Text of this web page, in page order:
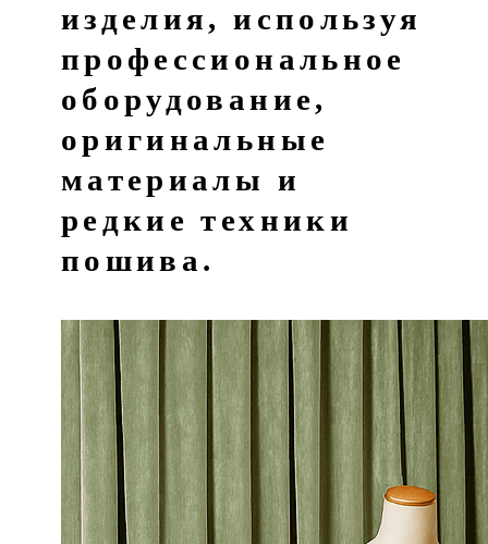
изделия, используя
профессиональное
оборудование,
оригинальные
материалы и
редкие техники
пошива.